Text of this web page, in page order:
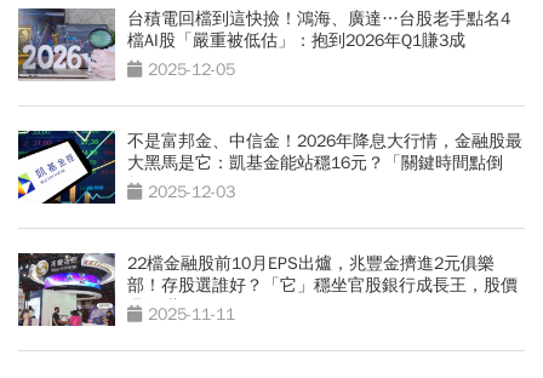
台積電回檔到這快撿！鴻海、廣達…台股老手點名4
檔AI股「嚴重被低估」：抱到2026年Q1賺3成
2025-12-05
不是富邦金、中信金！2026年降息大行情，金融股最
大黑馬是它：凱基金能站穩16元？「關鍵時間點倒
數」2025-12-03
22檔金融股前10月EPS出爐，兆豐金擠進2元俱樂
部！存股選誰好？「它」穩坐官股銀行成長王，股價
還很甜
2025-11-11